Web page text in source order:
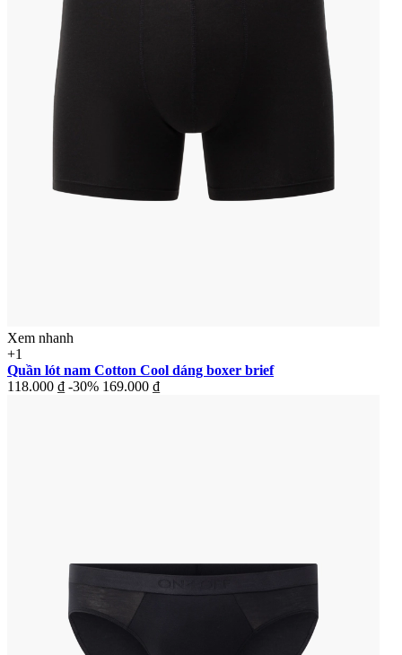
Xem nhanh
+1
Quần lót nam Cotton Cool dáng boxer brief
118.000 ₫ -30% 169.000 ₫